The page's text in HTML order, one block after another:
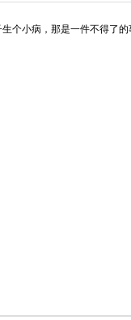
小病，那是一件不得了的